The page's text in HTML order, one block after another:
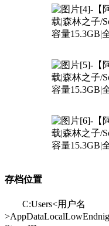
存档位置
C:Users<用户名